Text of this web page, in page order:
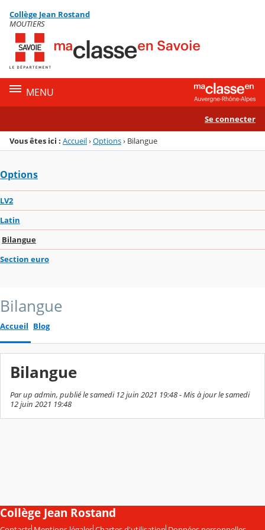
Menu de la rubrique
Contenu
Collège Jean Rostand
MOUTIERS
MENU
Se connecter
Vous êtes ici : Accueil›Options› Bilangue
Options
LV2
Latin
Bilangue
Section euro
Bilangue
Accueil Blog
Bilangue
Par up admin, publié le samedi 12 juin 2021 19:48 - Mis à jour le samedi
12 juin 2021 19:48
Collège Jean Rostand